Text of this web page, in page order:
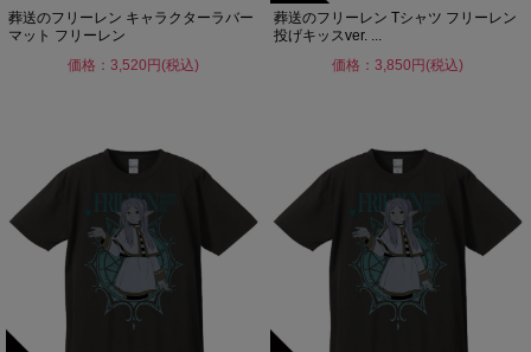
葬送のフリーレン キャラクターラバー
マット フリーレン
価格：3,520円(税込)
葬送のフリーレン Tシャツ フリーレン
投げキッスver. ...
価格：3,850円(税込)